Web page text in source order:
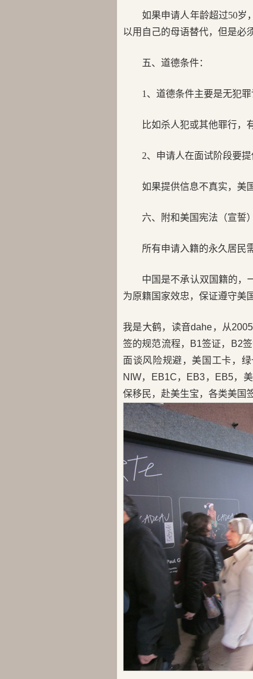
如果申请人年龄超过50岁
以用自己的母语替代，但是必
五、道德条件：
1、道德条件主要是无犯
比如杀人犯或其他罪行，
2、申请人在面试阶段要
如果提供信息不真实，美
六、附和美国宪法（宣誓
所有申请入籍的永久居民
中国是不承认双国籍的，
为原籍国家效忠，保证遵守美
我是大鹤，读音dahe，从
签的规范流程，B1签证，B2
面谈风险规避，美国工卡，
NIW，EB1C，EB3，EB5，
保移民，赴美生宝，各类美国